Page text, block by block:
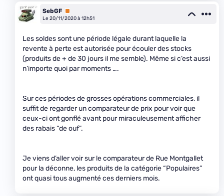
SebGF Premium
Le 20/11/2020 à 12h51
Les soldes sont une période légale durant laquelle la
revente à perte est autorisée pour écouler des stocks
(produits de + de 30 jours il me semble). Même si c’est aussi
n’importe quoi par moments ….
Sur ces périodes de grosses opérations commerciales, il
suffit de regarder un comparateur de prix pour voir que
ceux-ci ont gonflé avant pour miraculeusement afficher
des rabais “de ouf”.
Je viens d’aller voir sur le comparateur de Rue Montgallet
pour la déconne, les produits de la catégorie “Populaires”
ont quasi tous augmenté ces derniers mois.